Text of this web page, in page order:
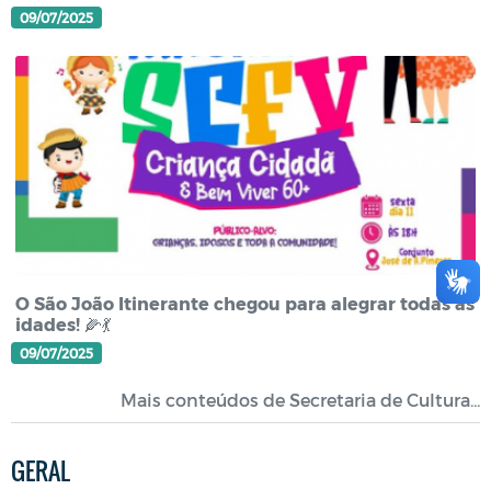
09/07/2025
O São João Itinerante chegou para alegrar todas as
idades! 🌽💃
09/07/2025
Mais conteúdos de Secretaria de Cultura...
GERAL